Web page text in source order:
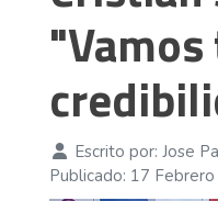
Escrito por: Jose
Publicado: 17